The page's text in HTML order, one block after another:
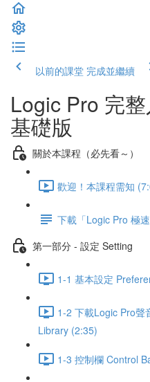
以前的課堂 完成並繼續
Logic Pro 完
基礎版
關於本課程（必先看～）
歡迎！本課程需知
下載「Logic Pro 極速
第一部分 - 設定 Setting
1-1 基本設定
1-2 下載Logic Pro聲
Library (2:35)
1-3 控制欄 Control